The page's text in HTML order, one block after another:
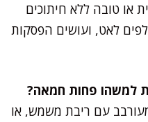
או טובה ללא חיתוכים
לאט, ועושים הפסקות
עם ריבת משמש, או